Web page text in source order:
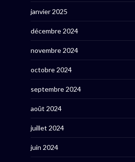
janvier 2025
décembre 2024
novembre 2024
octobre 2024
septembre 2024
août 2024
juillet 2024
juin 2024